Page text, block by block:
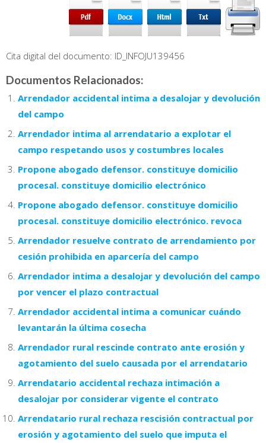
Cita digital del documento: ID_INFOJU139456
Documentos Relacionados:
Arrendador accidental intima a desalojar y devolución
del campo
Arrendador intima al arrendatario a explotar el
campo respetando usos y costumbres locales
Propone abogado defensor. constituye domicilio
procesal. constituye domicilio electrónico
Propone abogado defensor. constituye domicilio
procesal. constituye domicilio electrónico. revoca
Arrendador resuelve contrato de arrendamiento por
cesión prohibida en aparcería del campo
Arrendador intima a desalojar y devolución del campo
por vencer el plazo contractual
Arrendador accidental intima a comunicar cuándo
levantarán la última cosecha
Arrendador rural rescinde contrato ante erosión y
agotamiento del suelo causada por el arrendatario
Arrendatario accidental rechaza intimación a
desalojar por considerar vigente el contrato
Arrendatario rural rechaza rescisión contractual por
erosión y agotamiento del suelo que imputa el